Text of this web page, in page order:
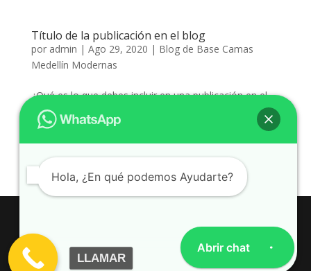
Título de la publicación en el blog
por admin | Ago 29, 2020 | Blog de Base Camas
Medellín Modernas
¿Qué es lo que debes incluir en una publicación en el
blog? Contenido útil, específico a la industria, que: 1)
ofrece información práctica a los lectores, y 2)
demuestra que eres un experto de la industria. Usa las
publicaciones en el blog de tu empresa para opinar...
Todos los derechos reservados
Modernas Medellín - Colombia© 2023 /
Hola, ¿En qué podemos Ayudarte?
Abrir chat
LLAMAR